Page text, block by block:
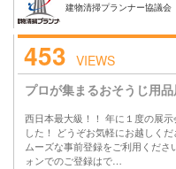
建物清掃プランナー協議会
453 VIEWS
プロが集まるおそうじ用
西日本最大級！！ 年に１度の展示
した！ どうぞお気軽にお越しく
ムーズな事前登録をご利用くださ
ォンでのご登録はで…